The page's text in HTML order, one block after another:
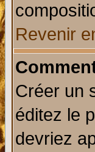
Revenir
Créer un
éditez le
devriez